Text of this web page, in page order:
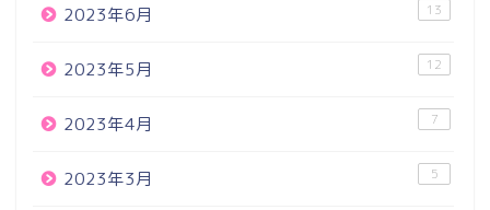
2023年6月 13
2023年5月 12
2023年4月 7
2023年3月 5